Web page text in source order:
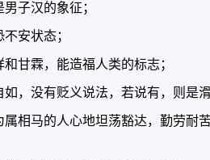
子汉的象征；
安状态；
甘霖，能造福人类的标志；
，没有贬义说法，若说有，则是滑
相马的人心地坦荡豁达，勤劳耐